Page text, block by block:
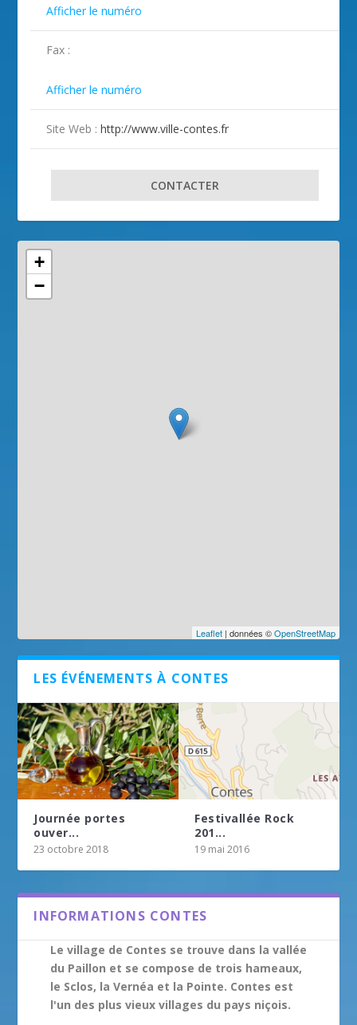
Afficher le numéro
Fax :
Afficher le numéro
Site Web :http://www.ville-contes.fr
CONTACTER
+
−
Leaflet| données ©OpenStreetMap
LES ÉVÉNEMENTS À CONTES
Journée portes
ouver...
23 octobre 2018
Festivallée Rock
201...
19 mai 2016
INFORMATIONS CONTES
Le village de Contes se trouve dans la vallée
du Paillon et se compose de trois hameaux,
le Sclos, la Vernéa et la Pointe. Contes est
l'un des plus vieux villages du pays niçois.